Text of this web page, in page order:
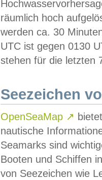
räumlich hoch
werden ca. 30
UTC ist gegen 0130
stehen für die letzten
Seezeichen
OpenSeaMap ↗
nautische
Seamarks sind
Booten und Schiffen
von Seezeichen wie